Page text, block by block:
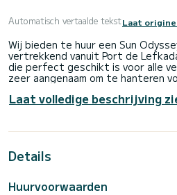
Automatisch vertaalde tekstLaat
Wij bieden te huur een Sun
vertrekkend vanuit Port de
die perfect geschikt is voor alle
zeer aangenaam om te hanteren
De boot heeft 4 volledig
meter is het uw beste
Port de Lefkada
Laat volledige beschrijving
Details
Huurvoorwaarden